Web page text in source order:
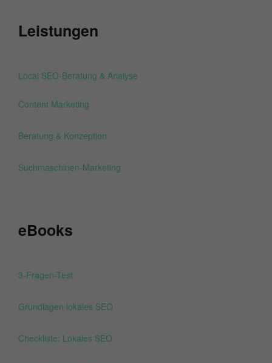
Leistungen
Local SEO-Beratung & Analyse
Content Marketing
Beratung & Konzeption
Suchmaschinen-Marketing
eBooks
3-Fragen-Test
Grundlagen lokales SEO
Checkliste: Lokales SEO